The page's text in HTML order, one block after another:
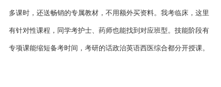
多课时，还送畅销的专属教材，不用额外买资料。我考临床，这里
有针对性课程，同学考护士、药师也能找到对应班型。技能阶段有
专项课能缩短备考时间，考研的话政治英语西医综合都分开授课。